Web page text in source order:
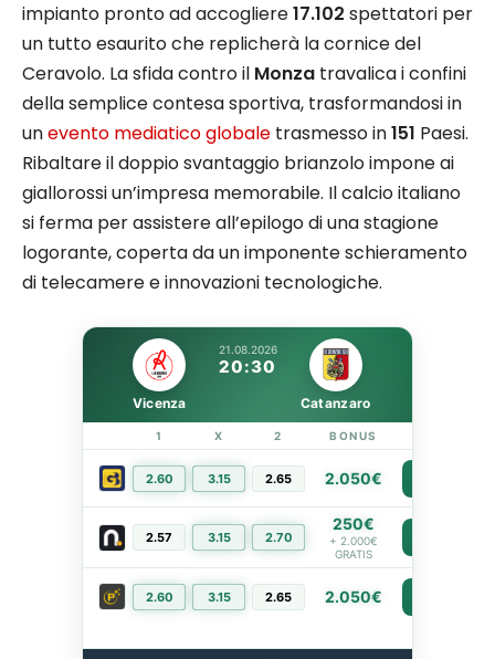
impianto pronto ad accogliere17.102 spettatori per
un tutto esaurito che replicherà la cornice del
Ceravolo. La sfida contro il Monza travalica i confini
della semplice contesa sportiva, trasformandosi in
unevento mediatico globale trasmesso in151 Paesi.
Ribaltare il doppio svantaggio brianzolo impone ai
giallorossi un’impresa memorabile. Il calcio italiano
si ferma per assistere all’epilogo di una stagione
logorante, coperta da un imponente schieramento
di telecamere e innovazioni tecnologiche.
21.08.2026
20:30
Vicenza Catanzaro
1 X 2 BONUS
2.60 3.15 2.65 2.050€
2.57 3.15 2.70
250€
+ 2.000€
GRATIS
2.60 3.15 2.65 2.050€